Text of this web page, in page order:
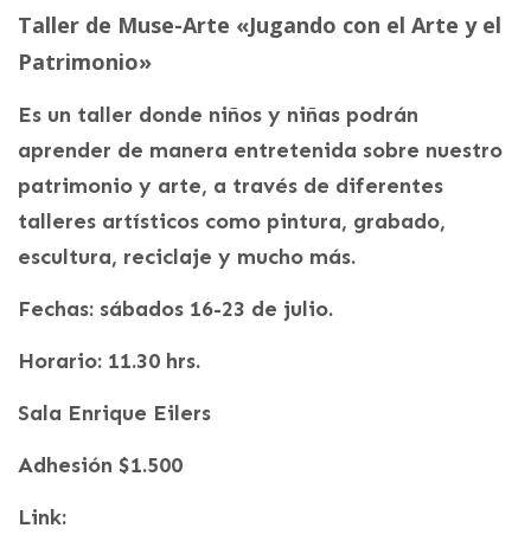
Taller de Muse-Arte «Jugando con el Arte y el
Patrimonio»
Es un taller donde niños y niñas podrán
aprender de manera entretenida sobre nuestro
patrimonio y arte, a través de diferentes
talleres artísticos como pintura, grabado,
escultura, reciclaje y mucho más.
Fechas: sábados 16-23 de julio.
Horario: 11.30 hrs.
Sala Enrique Eilers
Adhesión $1.500
Link: